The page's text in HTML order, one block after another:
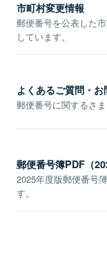
市町村変更情報
郵便番号を公表した
しています。
よくあるご質問・
郵便番号に関するさ
郵便番号簿PDF（
2025年度版郵便番号
す。